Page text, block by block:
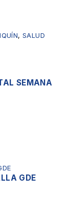
,SALUD
SEMANA
GDE